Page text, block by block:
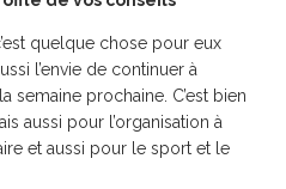
quelque chose pour eux
l’envie de continuer à
semaine prochaine. C’est bien
aussi pour l’organisation à
et aussi pour le sport et le